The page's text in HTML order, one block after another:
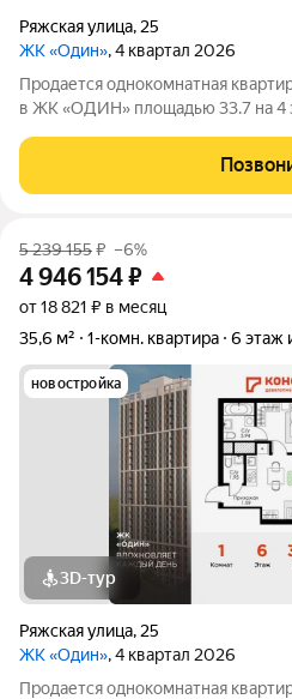
Ряжская улица, 25
ЖК «Один», 4 квартал 2026
Продается однокомнатная
в ЖК «ОДИН» площадью 33.7 на 4
5 239 155₽ –6%
4 946 154₽
от 18 821 ₽ в месяц
35,6 м²
1-комн. квартира 6 этаж
новостройка
3D-тур
Ряжская улица, 25
ЖК «Один», 4 квартал 2026
Продается однокомнатная